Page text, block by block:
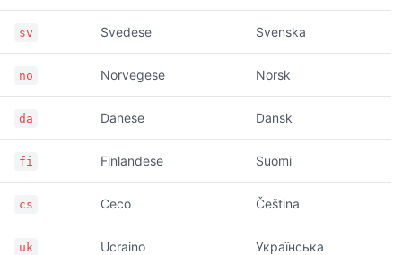
sv Svedese Svenska
no Norvegese Norsk
da Danese Dansk
fi Finlandese Suomi
cs Ceco Čeština
uk Ucraino Українська